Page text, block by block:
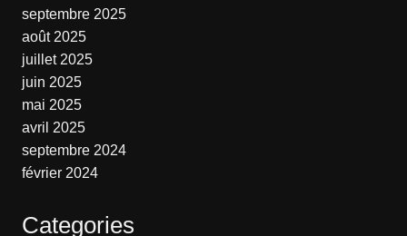
septembre 2025
août 2025
juillet 2025
juin 2025
mai 2025
avril 2025
septembre 2024
février 2024
Categories